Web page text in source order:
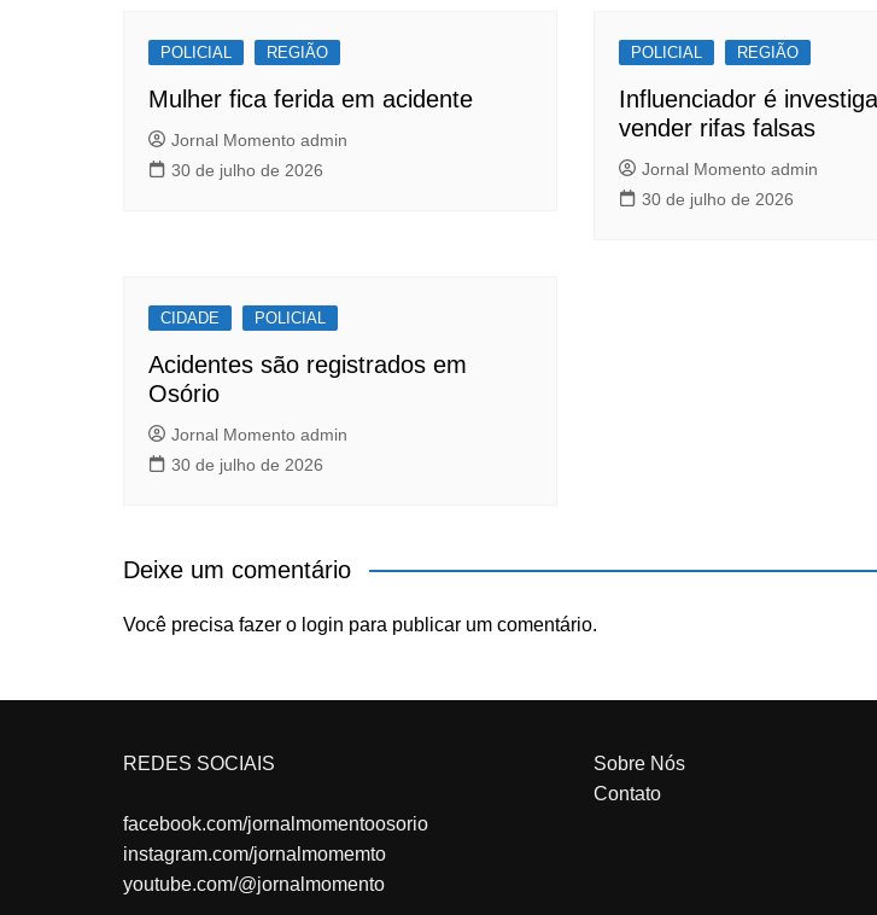
o
o
k
p
p
POLICIAL REGIÃO
Mulher fica ferida em acidente
Jornal Momento admin
30 de julho de 2026
POLICIAL REGIÃO
Influenciador é
vender rifas falsas
Jornal Momento admin
30 de julho de 2026
CIDADE POLICIAL
Acidentes são registrados em
Osório
Jornal Momento admin
30 de julho de 2026
Deixe um comentário
Você precisa fazer o login para publicar um comentário.
REDES SOCIAIS
facebook.com/jornalmomentoosorio
instagram.com/jornalmomemto
youtube.com/@jornalmomento
Sobre Nós
Contato